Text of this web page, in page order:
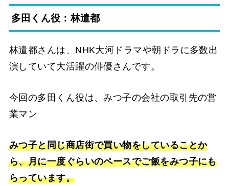
多田くん役：林遣都
林遣都さんは、NHK大河ドラマや朝ドラに多数出
演していて大活躍の俳優さんです。
今回の多田くん役は、みつ子の会社の取引先の営
業マン
みつ子と同じ商店街で買い物をしていることか
ら、月に一度ぐらいのペースでご飯をみつ子にも
らっています。